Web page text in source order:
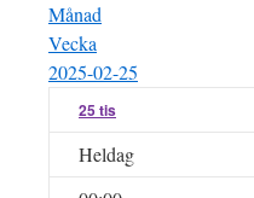
Månad
Vecka
2025-02-25
25tis
Heldag